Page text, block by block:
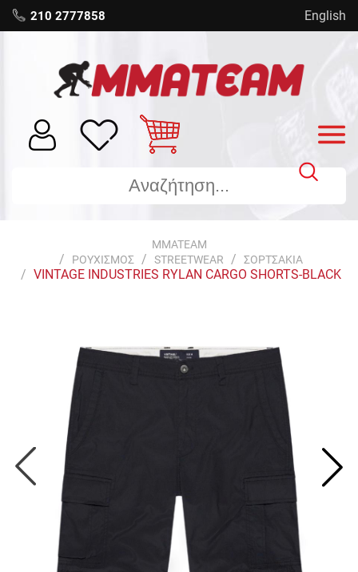
210 2777858 English
MMATEAM
ΡΟΥΧΙΣΜΟΣ
STREETWEAR ΣΟΡΤΣΑΚΙΑ
VINTAGE INDUSTRIES RYLAN CARGO SHORTS-BLACK